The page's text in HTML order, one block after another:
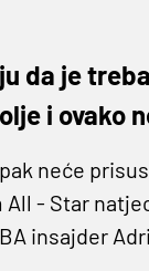
da je
i ovako
neće
- Star
insajder